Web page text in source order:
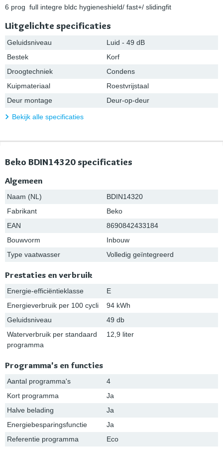
6 prog full integre bldc hygieneshield/ fast+/ slidingfit
Uitgelichte specificaties
Geluidsniveau
Luid - 49 dB
Bestek
Korf
Droogtechniek
Condens
Kuipmateriaal
Roestvrijstaal
Deur montage
Deur-op-deur
Bekijk alle specificaties
Beko BDIN14320 specificaties
Algemeen
Naam (NL)
BDIN14320
Fabrikant
Beko
EAN
8690842433184
Bouwvorm
Inbouw
Type vaatwasser
Volledig geïntegreerd
Prestaties en verbruik
Energie-efficiëntieklasse
E
Energieverbruik per 100 cycli
94 kWh
Geluidsniveau
49 db
Waterverbruik per standaard
programma
12,9 liter
Programma's en functies
Aantal programma's
4
Kort programma
Ja
Halve belading
Ja
Energiebesparingsfunctie
Ja
Referentie programma
Eco